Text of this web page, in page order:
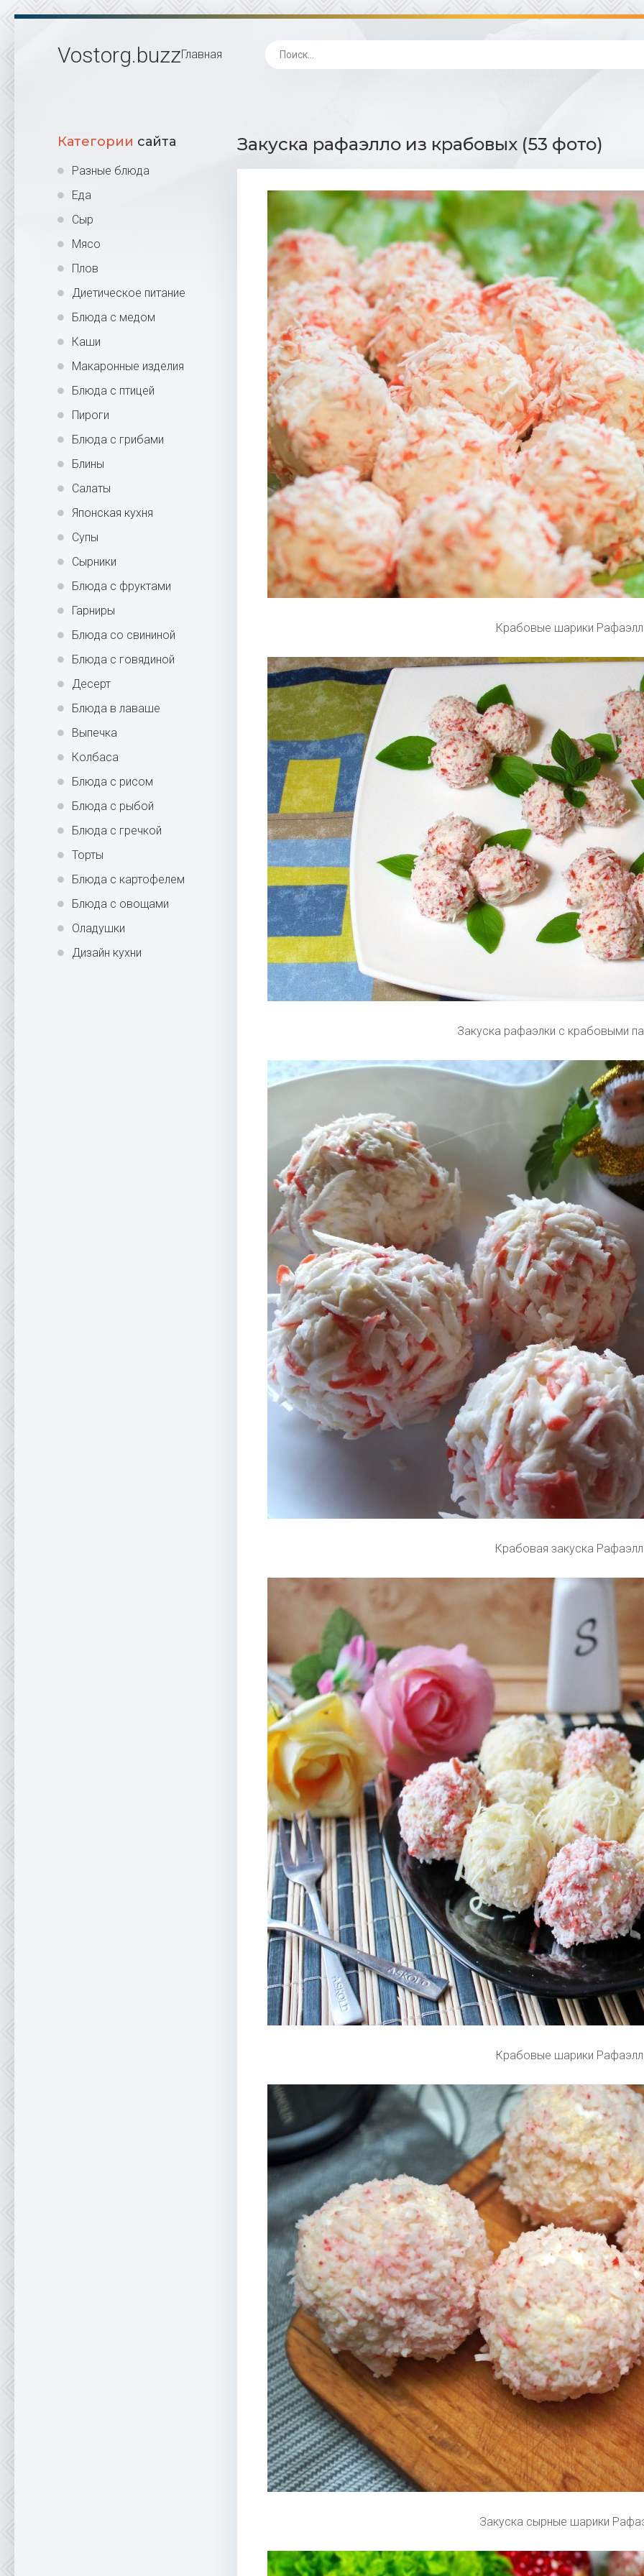
Vostorg.buzzГлавная
Категории сайта
Разные блюда
Еда
Сыр
Мясо
Плов
Диетическое питание
Блюда с медом
Каши
Макаронные изделия
Блюда с птицей
Пироги
Блюда с грибами
Блины
Салаты
Японская кухня
Супы
Сырники
Блюда с фруктами
Гарниры
Блюда со свининой
Блюда с говядиной
Десерт
Блюда в лаваше
Выпечка
Колбаса
Блюда с рисом
Блюда с рыбой
Блюда с гречкой
Торты
Блюда с картофелем
Блюда с овощами
Оладушки
Дизайн кухни
Закуска рафаэлло из крабовых (53 фото)
Крабовые шарики
Закуска рафаэлки с крабовыми
Крабовая закуска
Крабовые шарики
Закуска сырные шарики